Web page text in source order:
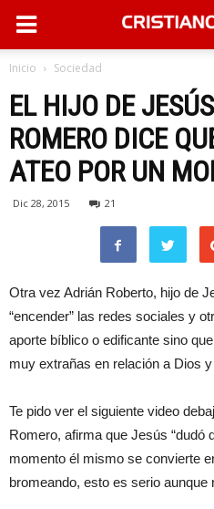
Inicio Sociedad
EL HIJO DE
ROMERO DICE
ATEO POR UN
Dic 28, 2015 21
Otra vez Adrián Roberto, hijo de
“encender” las redes sociales y
aporte bíblico o edificante sino
muy extrañas en relación a Dios
Te pido ver el siguiente video
Romero, afirma que Jesús “dudó
momento él mismo se convierte
bromeando, esto es serio aunque